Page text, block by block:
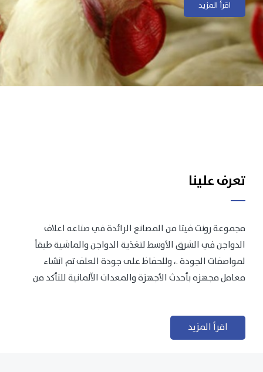
اقرأ المزيداقرأ المزيد
تعرف علينا
مجموعة رونت فيتا من المصانع الرائدة في صناعه اعلاف
الدواجن في الشرق الأوسط لتغذية الدواجن والماشية طبقاً
لمواصفات الجودة .، وللحفاظ على جودة العلف تم انشاء
معامل مجهزه بأحدث الأجهزة والمعدات الآلمانية للتأكد من
اقرأ المزيد